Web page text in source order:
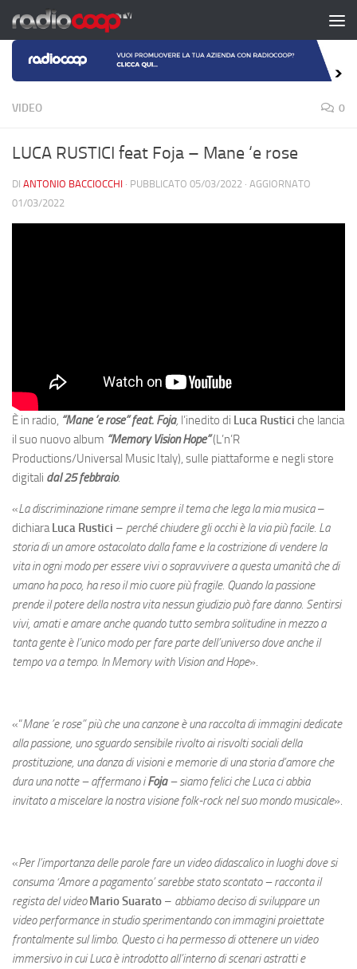
Salta al contenuto
VIDEO 0
LUCA RUSTICI feat Foja – Mane ‘e rose
DI ANTONIO BACCIOCCHI · PUBBLICATO 05/03/2022 · AGGIORNATO
01/03/2022
È in radio, “Mane ’e rose” feat. Foja, l’inedito di Luca Rustici che lancia
il suo nuovo album “Memory Vision Hope”(L’n’R
Productions/Universal Music Italy), sulle piattaforme e negli store
digitali dal 25 febbraio.
«La discriminazione rimane sempre il tema che lega la mia musica–
dichiaraLuca Rustici – perché chiudere gli occhi è la via più facile. La
storia di un amore ostacolato dalla fame e la costrizione di vendere la
vita in ogni modo per essere vivi o sopravvivere a questa umanità che di
umano ha poco, ha reso il mio cuore più fragile. Quando la passione
prende il potere della nostra vita nessun giudizio può fare danno. Sentirsi
vivi, amati e amare anche quando tutto sembra solitudine in mezzo a
tanta gente è l’unico modo per fare parte dell’universo dove anche il
tempo va a tempo. In Memory with Vision and Hope».
«“Mane ’e rose” più che una canzone è una raccolta di immagini dedicate
alla passione, uno sguardo sensibile rivolto ai risvolti sociali della
prostituzione, una danza di visioni e memorie di una storia d’amore che
dura una notte – affermano iFoja– siamo felici che Luca ci abbia
invitato a miscelare la nostra visione folk-rock nel suo mondo musicale».
«Per l’importanza delle parole fare un video didascalico in luoghi dove si
consuma ‘Amore a pagamento’ sarebbe stato scontato – racconta il
regista del videoMario Suarato – abbiamo deciso di sviluppare un
video performance in studio sperimentando con immagini proiettate
frontalmente sul limbo. Questo ci ha permesso di ottenere un video
immersivo in cui Luca è introdotto all’interno di scenari astratti e